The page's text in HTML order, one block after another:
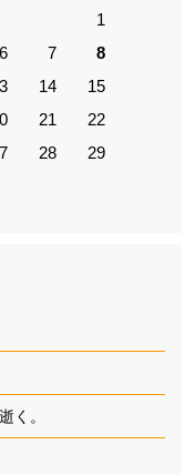
1
6 7
8
14
15
21
22
28
29
く。